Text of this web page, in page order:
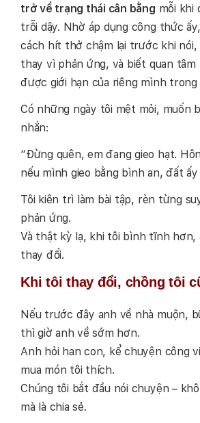
trở về trạng thái cân bằng mỗi khi
trỗi dậy. Nhờ áp dụng công thức
cách hít thở chậm lại trước khi nói,
thay vì phản ứng, và biết quan tâm
được giới hạn của riêng mình trong
Có những ngày tôi mệt mỏi, muốn
nhắn:
“Đừng quên, em đang gieo hạt.
nếu mình gieo bằng bình an, đất ấy
Tôi kiên trì làm bài tập, rèn từng
phản ứng.
Và thật kỳ lạ, khi tôi bình tĩnh hơn,
thay đổi.
Khi tôi thay đổi, chồng tôi
Nếu trước đây anh về nhà muộn,
thì giờ anh về sớm hơn.
Anh hỏi han con, kể chuyện công
mua món tôi thích.
Chúng tôi bắt đầu nói chuyện –
mà là chia sẻ.